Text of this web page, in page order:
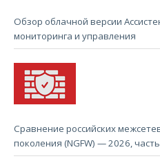
Обзор облачной версии
мониторинга и управления
Сравнение российских
поколения (NGFW) — 2026, часть